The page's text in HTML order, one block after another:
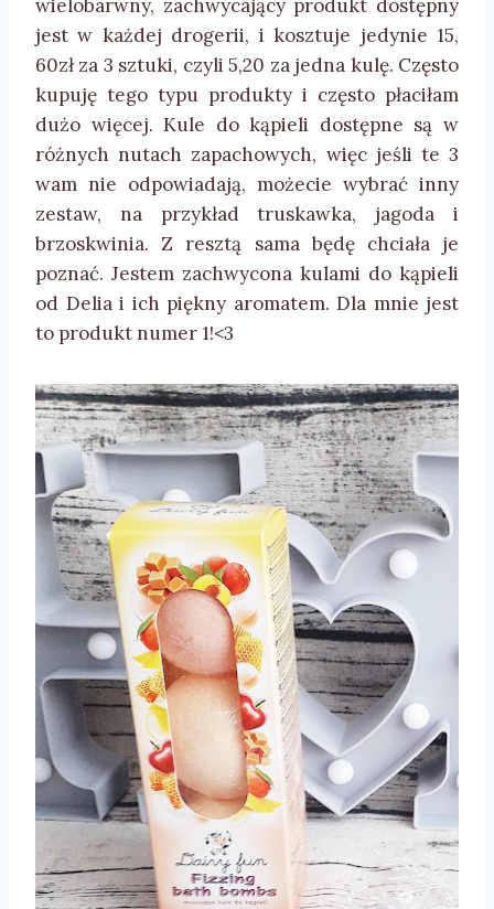
wielobarwny, zachwycający produkt dostępny
jest w każdej drogerii, i kosztuje jedynie 15,
60zł za 3 sztuki, czyli 5,20 za jedna kulę. Często
kupuję tego typu produkty i często płaciłam
dużo więcej. Kule do kąpieli dostępne są w
różnych nutach zapachowych, więc jeśli te 3
wam nie odpowiadają, możecie wybrać inny
zestaw, na przykład truskawka, jagoda i
brzoskwinia. Z resztą sama będę chciała je
poznać. Jestem zachwycona kulami do kąpieli
od Delia i ich piękny aromatem. Dla mnie jest
to produkt numer 1!<3